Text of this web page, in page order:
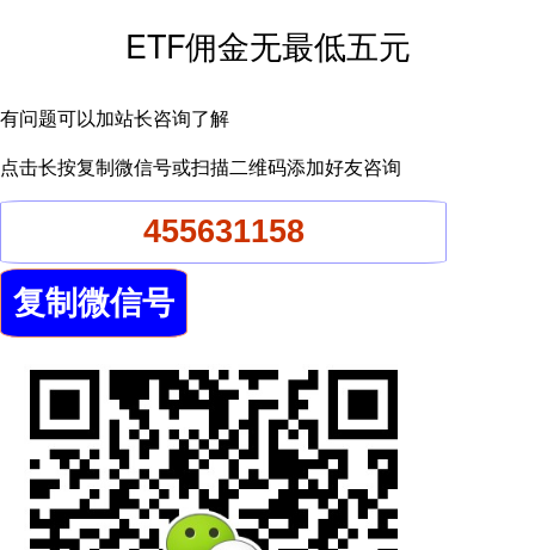
ETF佣金无最低五元
有问题可以加站长咨询了解
点击长按复制微信号或扫描二维码添加好友咨询